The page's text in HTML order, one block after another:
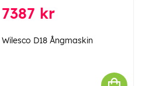
7387 kr
Wilesco D18 Ångmaskin